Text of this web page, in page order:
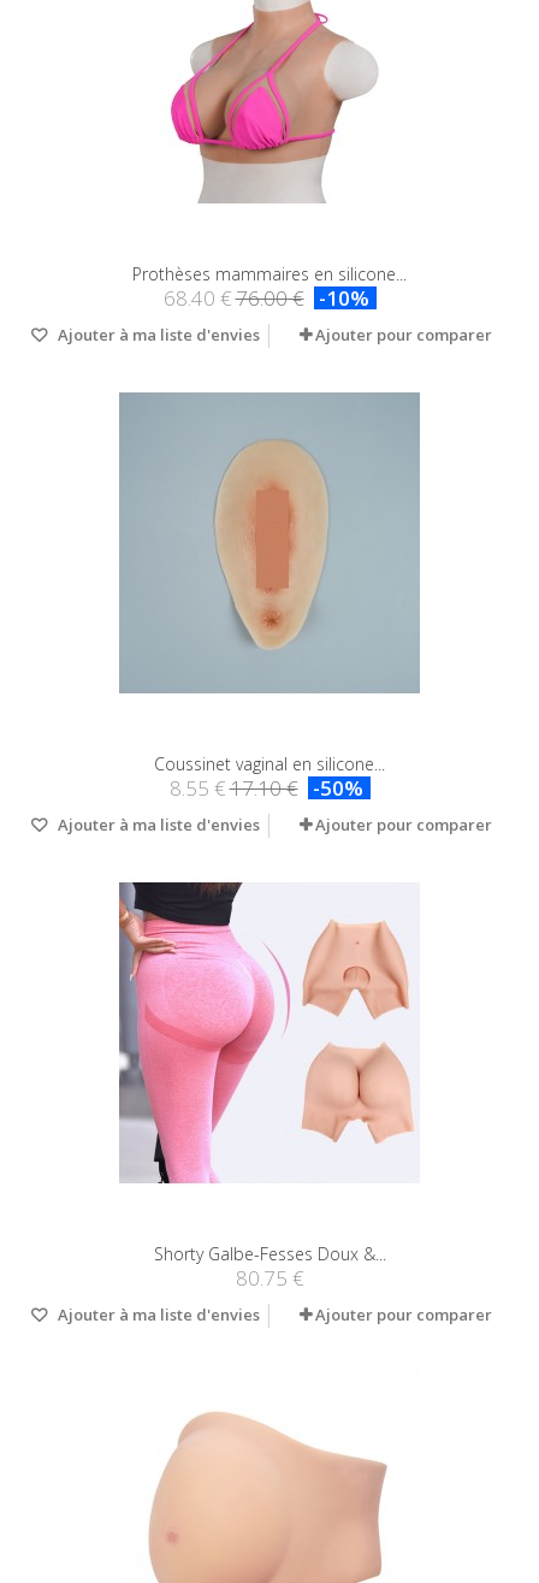
Prothèses mammaires en silicone...
68.40 €76.00 € -10%
Ajouter à ma liste d'envies Ajouter pour comparer
Coussinet vaginal en silicone...
8.55 €17.10 € -50%
Ajouter à ma liste d'envies Ajouter pour comparer
Shorty Galbe-Fesses Doux &...
80.75 €
Ajouter à ma liste d'envies Ajouter pour comparer